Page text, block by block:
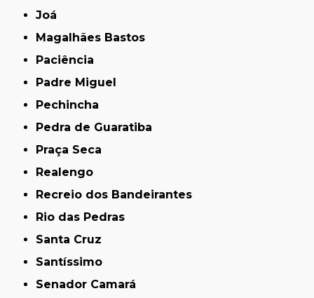
Joá
Magalhães Bastos
Paciência
Padre Miguel
Pechincha
Pedra de Guaratiba
Praça Seca
Realengo
Recreio dos Bandeirantes
Rio das Pedras
Santa Cruz
Santíssimo
Senador Camará